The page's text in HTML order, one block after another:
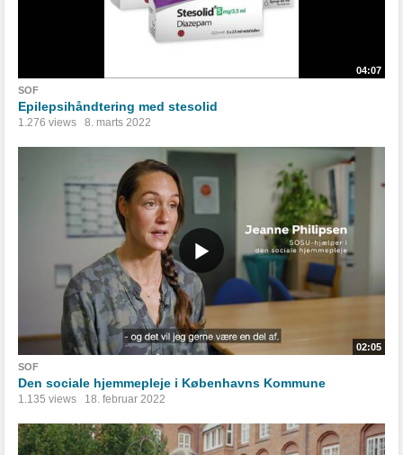
04:07
SOF
Epilepsihåndtering med stesolid
1.276 views 8. marts 2022
02:05
SOF
Den sociale hjemmepleje i Københavns Kommune
1.135 views 18. februar 2022